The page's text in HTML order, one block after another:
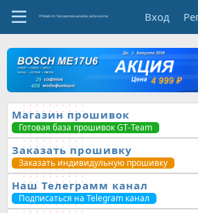
Вход
Магазин прошивок
Готовая база прошивок GT-Team
Заказать прошивку
Заказать индивидульную прошивку
Наш Телеграмм канал
Подписаться на Telegram канал